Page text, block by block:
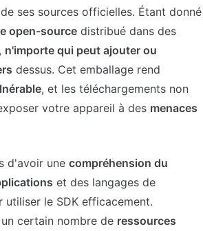
ses sources officielles. Étant donné
open-source distribué dans des
n'importe qui peut ajouter ou
dessus. Cet emballage rend
, et les téléchargements non
votre appareil à des menaces
d'avoir une compréhension du
et des langages de
le SDK efficacement.
certain nombre de ressources